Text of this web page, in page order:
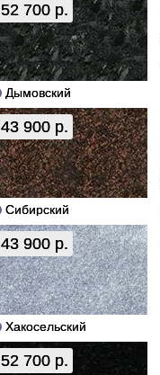
52 700 р.
Дымовский
43 900 р.
Сибирский
43 900 р.
Хакосельский
52 700 р.